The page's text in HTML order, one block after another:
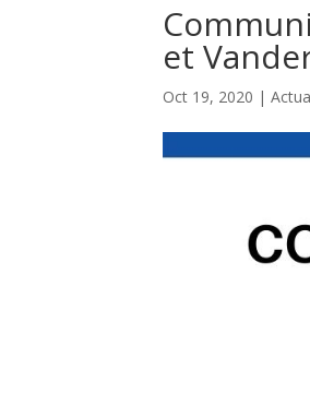
et
Oct 19, 2020 |